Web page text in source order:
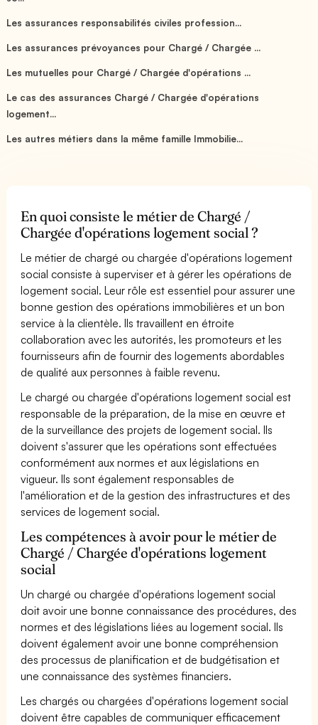
Les assurances responsabilités civiles profession...
Les assurances prévoyances pour Chargé / Chargée ...
Les mutuelles pour Chargé / Chargée d'opérations ...
Le cas des assurances Chargé / Chargée d'opérations
logement...
Les autres métiers dans la même famille Immobilie...
En quoi consiste le métier de Chargé /
Chargée d'opérations logement social ?
Le métier de chargé ou chargée d'opérations logement
social consiste à superviser et à gérer les opérations de
logement social. Leur rôle est essentiel pour assurer une
bonne gestion des opérations immobilières et un bon
service à la clientèle. Ils travaillent en étroite
collaboration avec les autorités, les promoteurs et les
fournisseurs afin de fournir des logements abordables
de qualité aux personnes à faible revenu.
Le chargé ou chargée d'opérations logement social est
responsable de la préparation, de la mise en œuvre et
de la surveillance des projets de logement social. Ils
doivent s'assurer que les opérations sont effectuées
conformément aux normes et aux législations en
vigueur. Ils sont également responsables de
l'amélioration et de la gestion des infrastructures et des
services de logement social.
Les compétences à avoir pour le métier de
Chargé / Chargée d'opérations logement
social
Un chargé ou chargée d'opérations logement social
doit avoir une bonne connaissance des procédures, des
normes et des législations liées au logement social. Ils
doivent également avoir une bonne compréhension
des processus de planification et de budgétisation et
une connaissance des systèmes financiers.
Les chargés ou chargées d'opérations logement social
doivent être capables de communiquer efficacement